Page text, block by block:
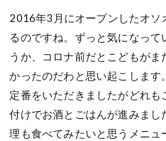
2016年3月にオープンしたオソ
るのですね。ずっと気になっ
うか、コロナ前だとこどもが
かったのだわと思い起こしま
定番をいただきましたがどれ
付けでお酒とごはんが進みま
理も食べてみたいと思うメニ